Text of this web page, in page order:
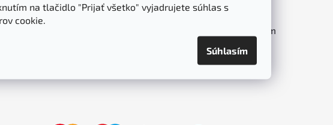
na tlačidlo "Prijať všetko" vyjadrujete súhlas s
cookie.
Súhlasím
program
a platba
osobných údajov
Kontakt
Napíšte nám